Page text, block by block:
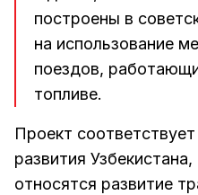
построены в
на использование
поездов,
топливе.
Проект
развития
относятся развитие